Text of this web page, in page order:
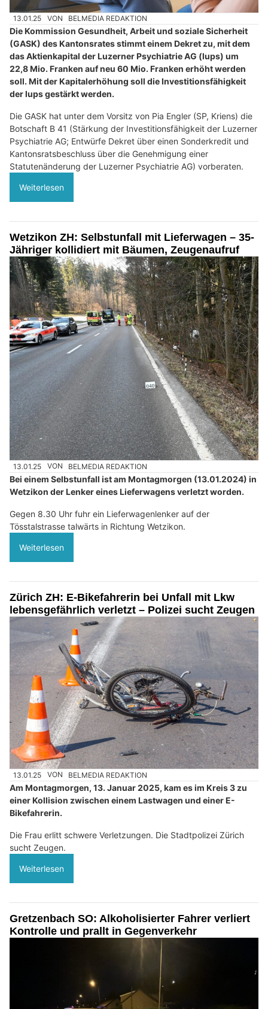
13.01.25 VON BELMEDIA REDAKTION
Die Kommission Gesundheit, Arbeit und soziale Sicherheit
(GASK) des Kantonsrates stimmt einem Dekret zu, mit dem
das Aktienkapital der Luzerner Psychiatrie AG (lups) um
22,8 Mio. Franken auf neu 60 Mio. Franken erhöht werden
soll. Mit der Kapitalerhöhung soll die Investitionsfähigkeit
der lups gestärkt werden.
Die GASK hat unter dem Vorsitz von Pia Engler (SP, Kriens) die
Botschaft B 41 (Stärkung der Investitionsfähigkeit der Luzerner
Psychiatrie AG; Entwürfe Dekret über einen Sonderkredit und
Kantonsratsbeschluss über die Genehmigung einer
Statutenänderung der Luzerner Psychiatrie AG) vorberaten.
Weiterlesen
Wetzikon ZH: Selbstunfall mit Lieferwagen – 35-
Jähriger kollidiert mit Bäumen, Zeugenaufruf
13.01.25 VON BELMEDIA REDAKTION
Bei einem Selbstunfall ist am Montagmorgen (13.01.2024) in
Wetzikon der Lenker eines Lieferwagens verletzt worden.
Gegen 8.30 Uhr fuhr ein Lieferwagenlenker auf der
Tösstalstrasse talwärts in Richtung Wetzikon.
Weiterlesen
Zürich ZH: E-Bikefahrerin bei Unfall mit Lkw
lebensgefährlich verletzt – Polizei sucht Zeugen
13.01.25 VON BELMEDIA REDAKTION
Am Montagmorgen, 13. Januar 2025, kam es im Kreis 3 zu
einer Kollision zwischen einem Lastwagen und einer E-
Bikefahrerin.
Die Frau erlitt schwere Verletzungen. Die Stadtpolizei Zürich
sucht Zeugen.
Weiterlesen
Gretzenbach SO: Alkoholisierter Fahrer verliert
Kontrolle und prallt in Gegenverkehr